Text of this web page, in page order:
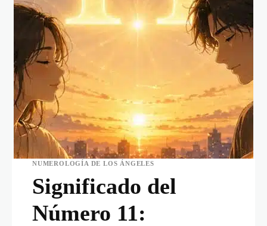
NUMEROLOGÍA DE LOS ÁNGELES
Significado del
Número 11: